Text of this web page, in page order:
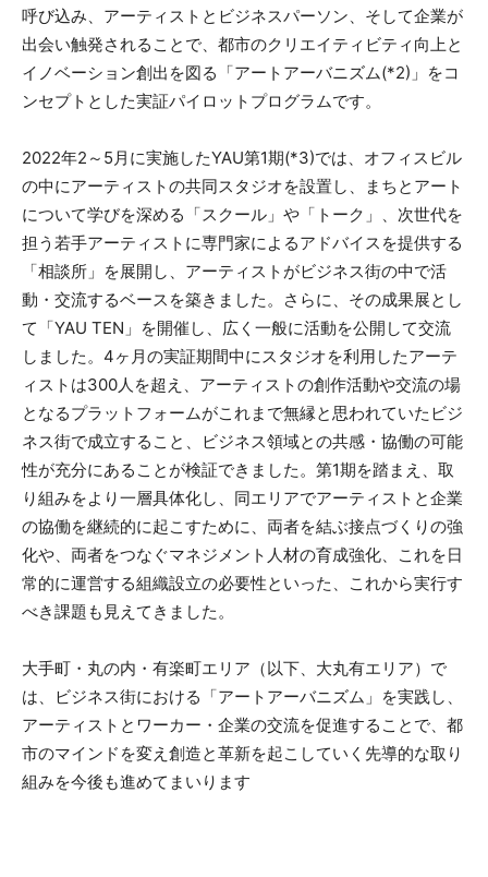
呼び込み、アーティストとビジネスパーソン、そして企業が
出会い触発されることで、都市のクリエイティビティ向上と
イノベーション創出を図る「アートアーバニズム(*2)」をコ
ンセプトとした実証パイロットプログラムです。
2022年2～5月に実施したYAU第1期(*3)では、オフィスビル
の中にアーティストの共同スタジオを設置し、まちとアート
について学びを深める「スクール」や「トーク」、次世代を
担う若手アーティストに専門家によるアドバイスを提供する
「相談所」を展開し、アーティストがビジネス街の中で活
動・交流するベースを築きました。さらに、その成果展とし
て「YAU TEN」を開催し、広く一般に活動を公開して交流
しました。4ヶ月の実証期間中にスタジオを利用したアーテ
ィストは300人を超え、アーティストの創作活動や交流の場
となるプラットフォームがこれまで無縁と思われていたビジ
ネス街で成立すること、ビジネス領域との共感・協働の可能
性が充分にあることが検証できました。第1期を踏まえ、取
り組みをより一層具体化し、同エリアでアーティストと企業
の協働を継続的に起こすために、両者を結ぶ接点づくりの強
化や、両者をつなぐマネジメント人材の育成強化、これを日
常的に運営する組織設立の必要性といった、これから実行す
べき課題も見えてきました。
大手町・丸の内・有楽町エリア（以下、大丸有エリア）で
は、ビジネス街における「アートアーバニズム」を実践し、
アーティストとワーカー・企業の交流を促進することで、都
市のマインドを変え創造と革新を起こしていく先導的な取り
組みを今後も進めてまいります